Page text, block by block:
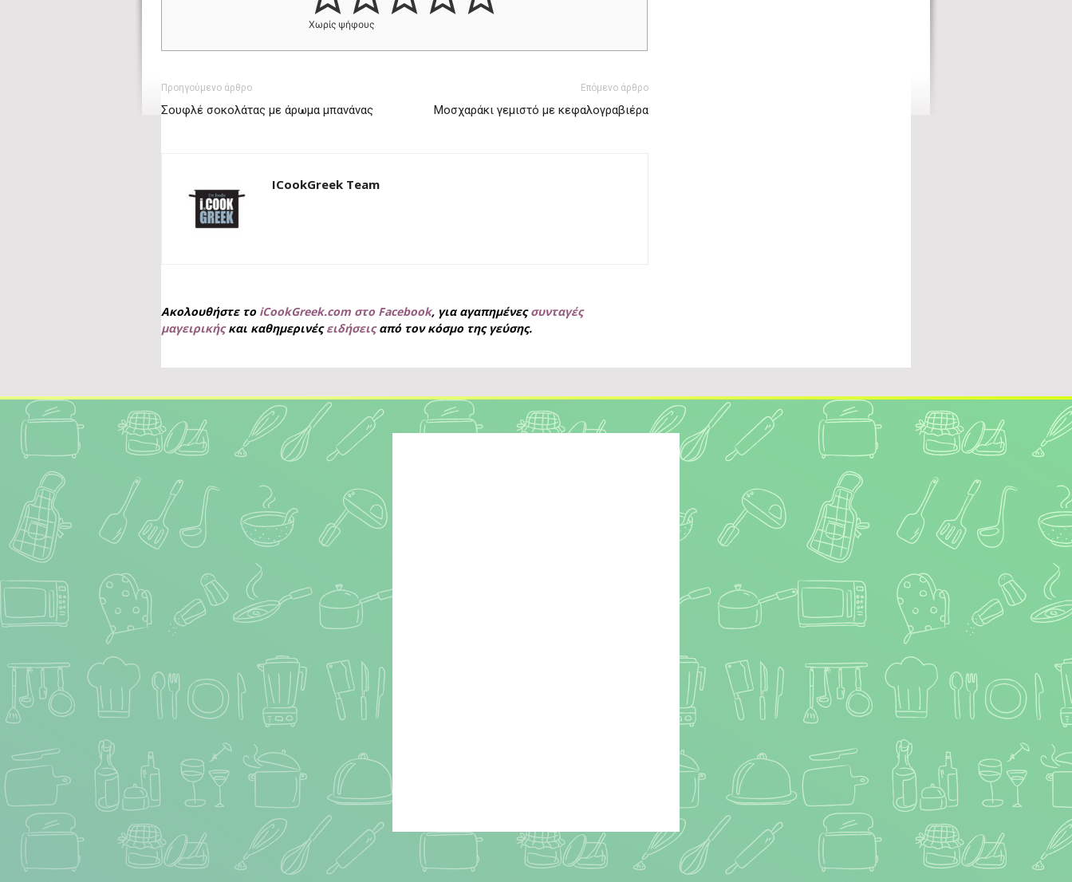
Χωρίς ψήφους
Προηγούμενο άρθρο
Σουφλέ σοκολάτας με άρωμα μπανάνας
Επόμενο άρθρο
Μοσχαράκι γεμιστό με κεφαλογραβιέρα
ICookGreek Team
Ακολουθήστε το iCookGreek.com στο Facebook, για αγαπημένεςσυνταγές
μαγειρικήςκαι καθημερινέςειδήσειςαπό τον κόσμο της γεύσης.